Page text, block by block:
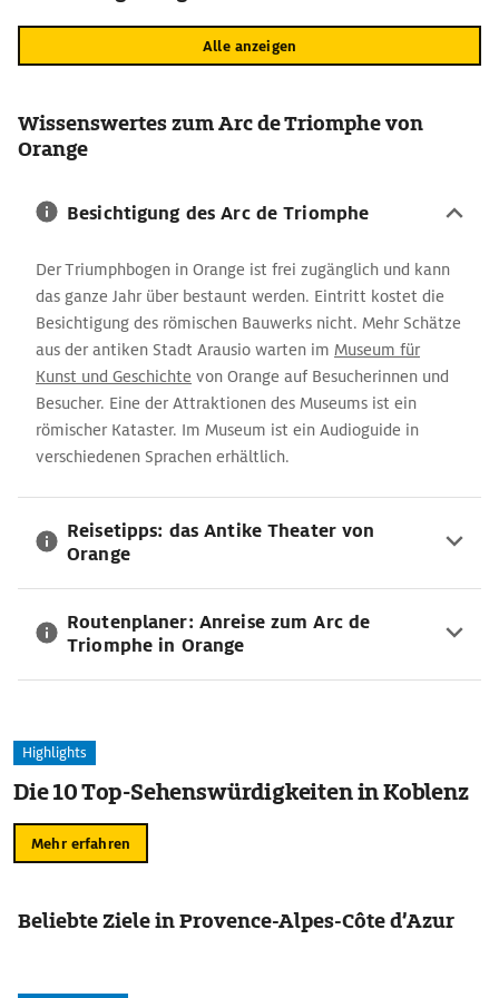
Ornamenten und Girlanden, Inschriften und Gravuren sind auf
dem Arc de Triomphe auch Szenen von Schlachten zu
bewundern.
Alle anzeigen
Wissenswertes zum Arc de Triomphe von
Orange
Besichtigung des Arc de Triomphe
Der Triumphbogen in Orange ist frei zugänglich und kann
das ganze Jahr über bestaunt werden. Eintritt kostet die
Besichtigung des römischen Bauwerks nicht. Mehr Schätze
aus der antiken Stadt Arausio warten im Museum für
Kunst und Geschichte von Orange auf Besucherinnen und
Besucher. Eine der Attraktionen des Museums ist ein
römischer Kataster. Im Museum ist ein Audioguide in
verschiedenen Sprachen erhältlich.
Reisetipps: das Antike Theater von
Orange
Routenplaner: Anreise zum Arc de
Triomphe in Orange
Highlights
Die 10 Top-Sehenswürdigkeiten in Koblenz
Mehr erfahren
Beliebte Ziele in Provence-Alpes-Côte d’Azur